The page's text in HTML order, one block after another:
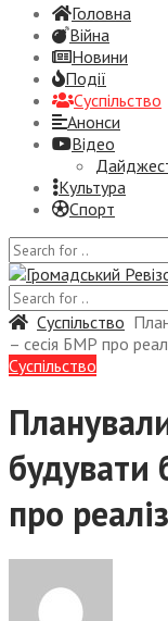
Головна
Війна
Новини
Події
Суспiльство
Анонси
Відео
Культура
Спорт
Суспiльство
– сесія БМР про
Суспiльство
будувати
про